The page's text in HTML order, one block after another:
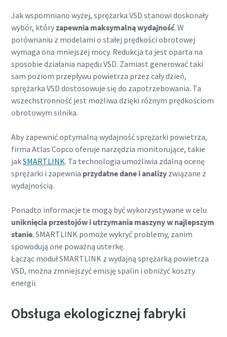
Jak wspomniano wyżej, sprężarka VSD stanowi doskonały
wybór, któryzapewnia maksymalną wydajność. W
porównaniu z modelami o stałej prędkości obrotowej
wymaga ona mniejszej mocy. Redukcja ta jest oparta na
sposobie działania napędu VSD. Zamiast generować taki
sam poziom przepływu powietrza przez cały dzień,
sprężarka VSD dostosowuje się do zapotrzebowania. Ta
wszechstronność jest możliwa dzięki różnym prędkościom
obrotowym silnika.
Aby zapewnić optymalną wydajność sprężarki powietrza,
firma Atlas Copco oferuje narzędzia monitorujące, takie
jakSMARTLINK. Ta technologia umożliwia zdalną ocenę
sprężarki i zapewnia przydatne dane i analizyzwiązane z
wydajnością.
Ponadto informacje te mogą być wykorzystywane w celu
uniknięcia przestojów i utrzymania maszyny w najlepszym
stanie. SMARTLINK pomoże wykryć problemy, zanim
spowodują one poważną usterkę.
Łącząc moduł SMARTLINK z wydajną sprężarką powietrza
VSD, można zmniejszyć emisję spalin i obniżyć koszty
energii.
Obsługa ekologicznej fabryki